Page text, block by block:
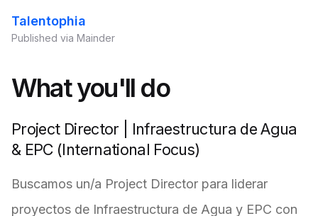
Talentophia
Published via Mainder
What you'll do
Project Director | Infraestructura de Agua
& EPC (International Focus)
Buscamos un/a Project Director para liderar
proyectos de Infraestructura de Agua y EPC con